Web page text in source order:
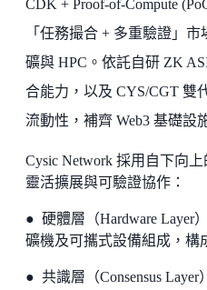
CDK + Proof-of-Compute
「任務撮合 + 多重驗證」
礦與 HPC。依託自研 ZK
合能力，以及 CYS/CGT 雙
流動性，補齊 Web3 基礎設
Cysic Network 採用自下向
靈活擴展與可驗證協作：
● 硬體層（Hardware Layer
礦機及可攜式設備組成，構
● 共識層（Consensus